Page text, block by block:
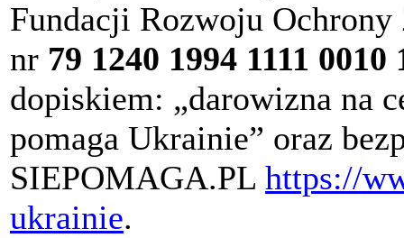
Fundacji Rozwoju
nr 79 1240 1994 1111 0010
dopiskiem: „darowizna na
pomaga Ukrainie” oraz
SIEPOMAGA.PL https://
ukrainie.